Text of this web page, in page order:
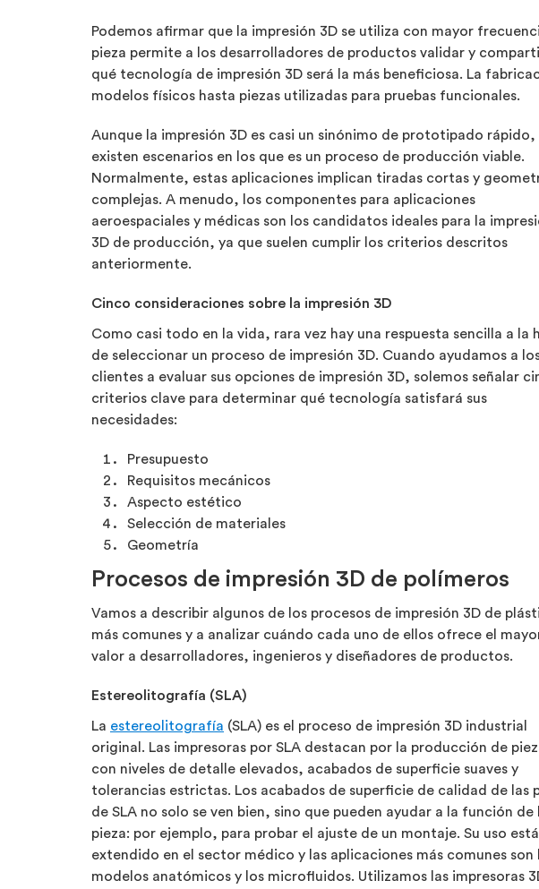
Podemos afirmar que la impresión 3D se utiliza con mayor
pieza permite a los desarrolladores de productos validar y
qué tecnología de impresión 3D será la más beneficiosa. La
modelos físicos hasta piezas utilizadas para pruebas funcionales.
Aunque la impresión 3D es casi un sinónimo de prototipado rápido,
existen escenarios en los que es un proceso de producción viable.
Normalmente, estas aplicaciones implican tiradas cortas y
complejas. A menudo, los componentes para aplicaciones
aeroespaciales y médicas son los candidatos ideales para la
3D de producción, ya que suelen cumplir los criterios descritos
anteriormente.
Cinco consideraciones sobre la impresión 3D
Como casi todo en la vida, rara vez hay una respuesta sencilla a la
de seleccionar un proceso de impresión 3D. Cuando ayudamos a
clientes a evaluar sus opciones de impresión 3D, solemos señalar
criterios clave para determinar qué tecnología satisfará sus
necesidades:
Presupuesto
Requisitos mecánicos
Aspecto estético
Selección de materiales
Geometría
Procesos de impresión 3D de polímeros
Vamos a describir algunos de los procesos de impresión 3D de
más comunes y a analizar cuándo cada uno de ellos ofrece el
valor a desarrolladores, ingenieros y diseñadores de productos.
Estereolitografía (SLA)
La estereolitografía (SLA) es el proceso de impresión 3D industrial
original. Las impresoras por SLA destacan por la producción de
con niveles de detalle elevados, acabados de superficie suaves y
tolerancias estrictas. Los acabados de superficie de calidad de las
de SLA no solo se ven bien, sino que pueden ayudar a la función de
pieza: por ejemplo, para probar el ajuste de un montaje. Su uso
extendido en el sector médico y las aplicaciones más comunes son
modelos anatómicos y los microfluidos. Utilizamos las impresoras